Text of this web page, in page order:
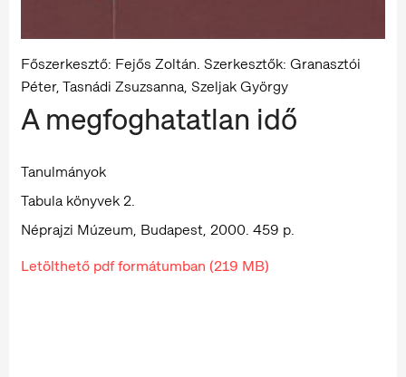
Főszerkesztő: Fejős Zoltán. Szerkesztők: Granasztói
Péter, Tasnádi Zsuzsanna, Szeljak György
A megfoghatatlan idő
Tanulmányok
Tabula könyvek 2.
Néprajzi Múzeum, Budapest, 2000. 459 p.
Letölthető pdf formátumban (219 MB)